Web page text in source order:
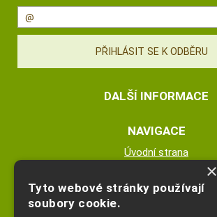
DALŠÍ INFORMACE
NAVIGACE
Úvodní strana
Nákupní košík
Obchodní podmínky
×
Tyto webové stránky používají
soubory cookie.